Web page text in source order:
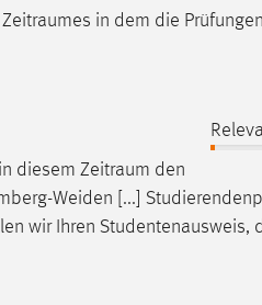
Zeitraumes in dem die Prüfungen
diesem Zeitraum den
Weiden [...]
wir Ihren Studentenausweis,